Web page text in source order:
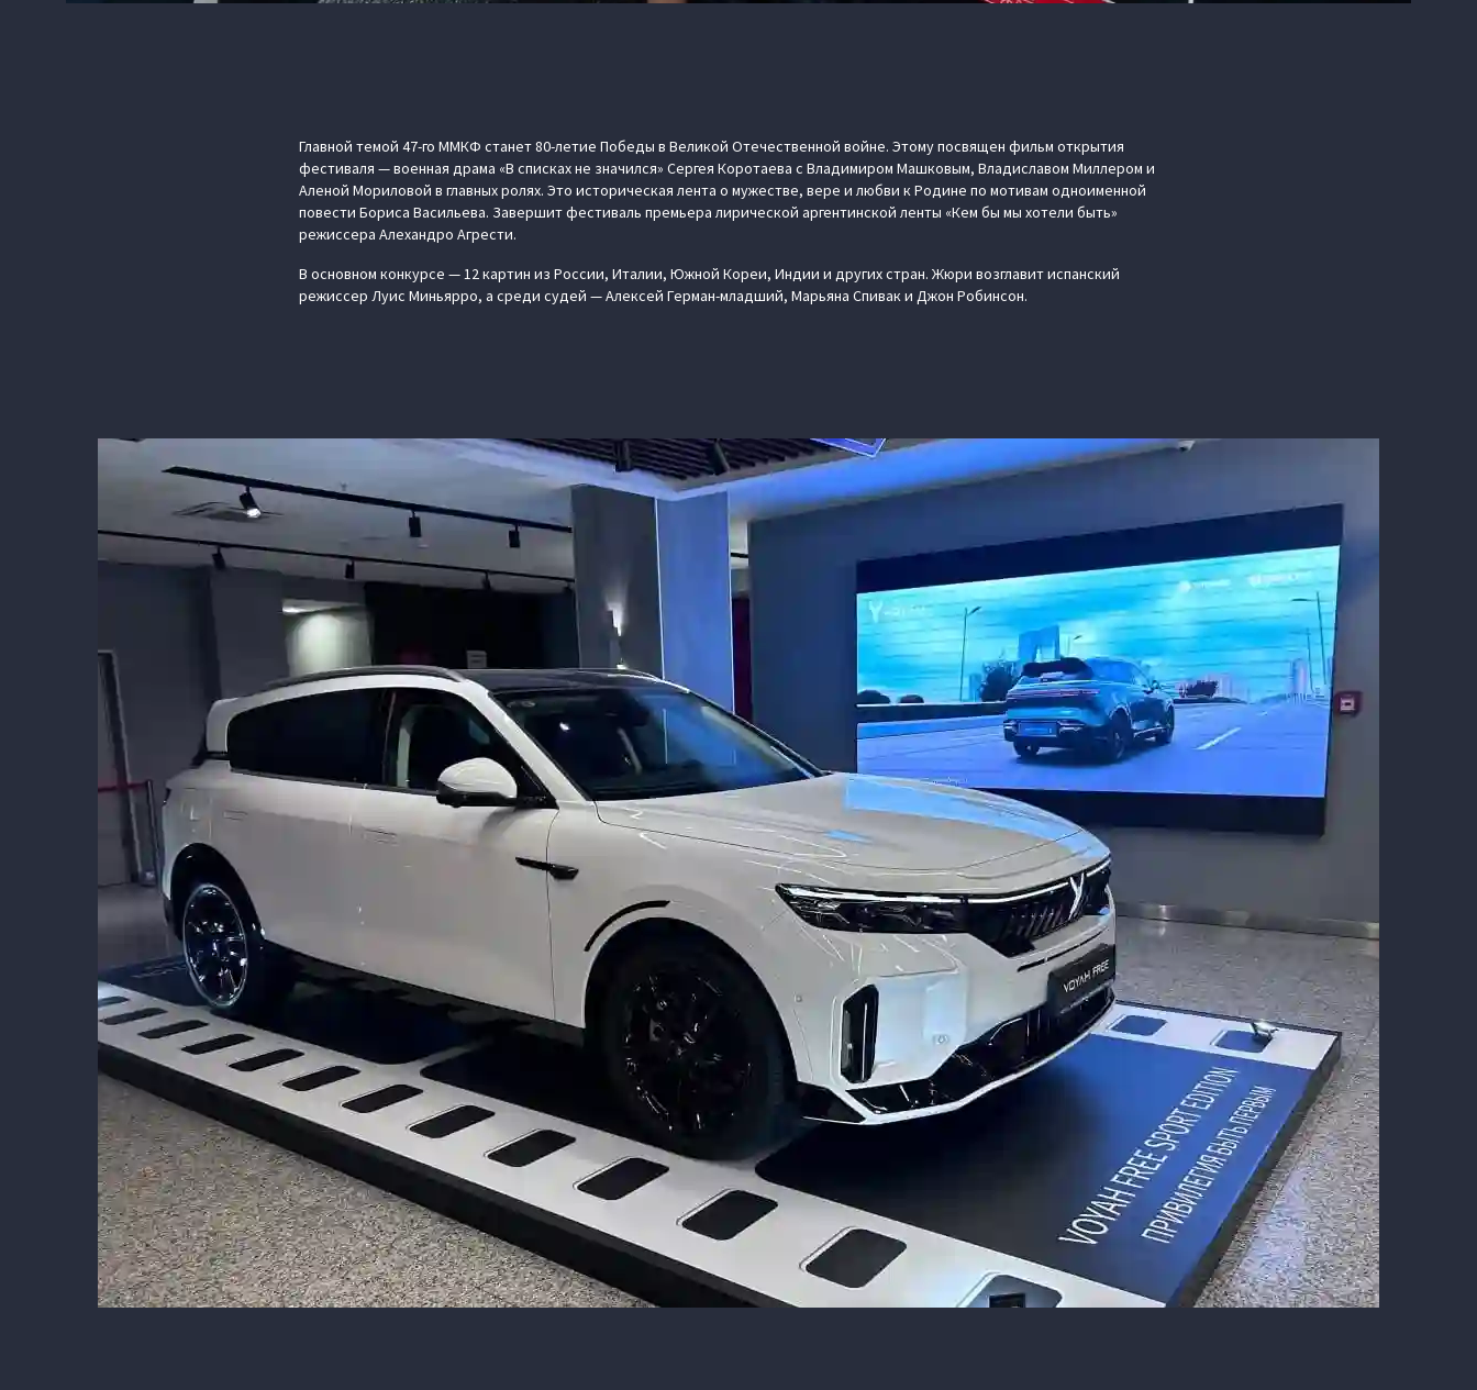
Главной темой 47-го ММКФ станет 80-летие Победы в Великой Отечественной войне. Этому посвящен фильм открытия
фестиваля — военная драма «В списках не значился» Сергея Коротаева с Владимиром Машковым, Владиславом Миллером и
Аленой Мориловой в главных ролях. Это историческая лента о мужестве, вере и любви к Родине по мотивам одноименной
повести Бориса Васильева. Завершит фестиваль премьера лирической аргентинской ленты «Кем бы мы хотели быть»
режиссера Алехандро Агрести.
В основном конкурсе — 12 картин из России, Италии, Южной Кореи, Индии и других стран. Жюри возглавит испанский
режиссер Луис Миньярро, а среди судей — Алексей Герман-младший, Марьяна Спивак и Джон Робинсон.